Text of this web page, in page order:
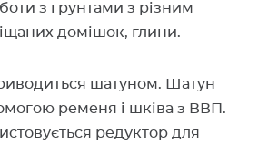
з грунтами з різним
домішок, глини.
шатуном. Шатун
ременя і шківа з ВВП.
редуктор для